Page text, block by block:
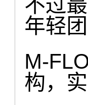
不过
年轻
M-
构，